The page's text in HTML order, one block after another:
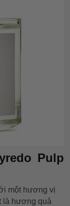
Pulp
một hương vị
là hương quả